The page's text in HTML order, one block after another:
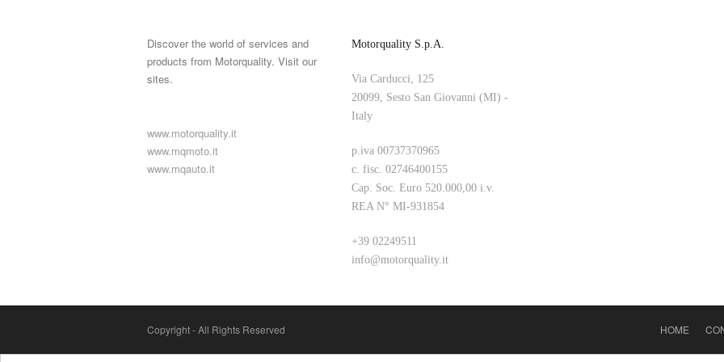
Discover the world of services and
products from Motorquality. Visit our
sites.
www.motorquality.it
www.mqmoto.it
www.mqauto.it
Motorquality S.p.A.
Via Carducci, 125
20099, Sesto San Giovanni (MI) -
Italy
p.iva 00737370965
c. fisc. 02746400155
Cap. Soc. Euro 520.000,00 i.v.
REA N° MI-931854
+39 02249511
info@motorquality.it
Copyright - All Rights Reserved HOME